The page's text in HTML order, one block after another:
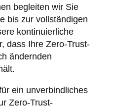
begleiten wir Sie
bis zur vollständigen
kontinuierliche
dass Ihre Zero-Trust-
ändernden
ein unverbindliches
Zero-Trust-